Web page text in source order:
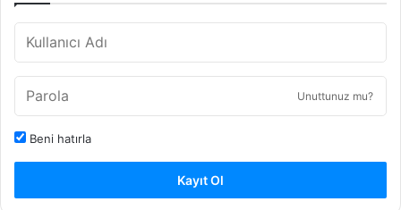
Unuttunuz mu?
Beni hatırla
Kayıt Ol